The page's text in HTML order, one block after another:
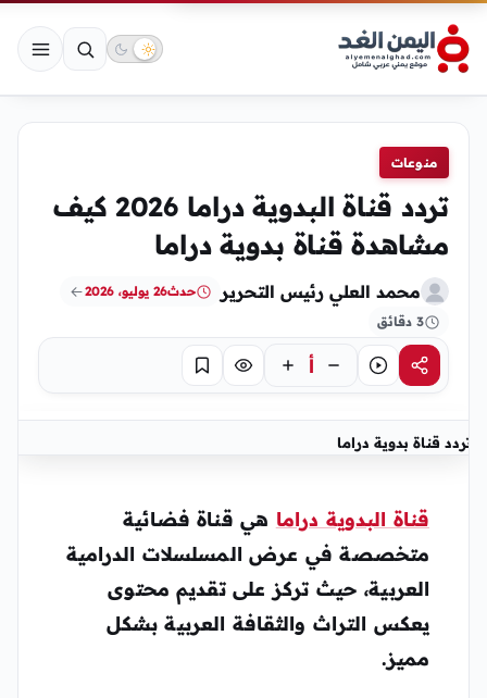
منوعات
تردد قناة البدوية دراما 2026 كيف
مشاهدة قناة بدوية دراما
محمد العلي رئيس التحرير حدث26 يوليو، 2026
3 دقائق
مشاركةاستماع أ تركيز حفظ
تردد قناة بدوية دراما
قناة البدوية دراما هي قناة فضائية
متخصصة في عرض المسلسلات الدرامية
العربية، حيث تركز على تقديم محتوى
يعكس التراث والثقافة العربية بشكل
مميز.